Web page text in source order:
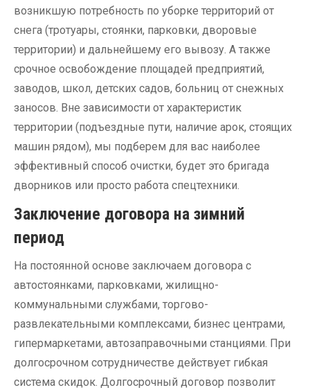
возникшую потребность по уборке территорий от
снега (тротуары, стоянки, парковки, дворовые
территории) и дальнейшему его вывозу. А также
срочное освобождение площадей предприятий,
заводов, школ, детских садов, больниц от снежных
заносов. Вне зависимости от характеристик
территории (подъездные пути, наличие арок, стоящих
машин рядом), мы подберем для вас наиболее
эффективный способ очистки, будет это бригада
дворников или просто работа спецтехники.
Заключение договора на зимний
период
На постоянной основе заключаем договора с
автостоянками, парковками, жилищно-
коммунальными службами, торгово-
развлекательными комплексами, бизнес центрами,
гипермаркетами, автозаправочными станциями. При
долгосрочном сотрудничестве действует гибкая
система скидок. Долгосрочный договор позволит